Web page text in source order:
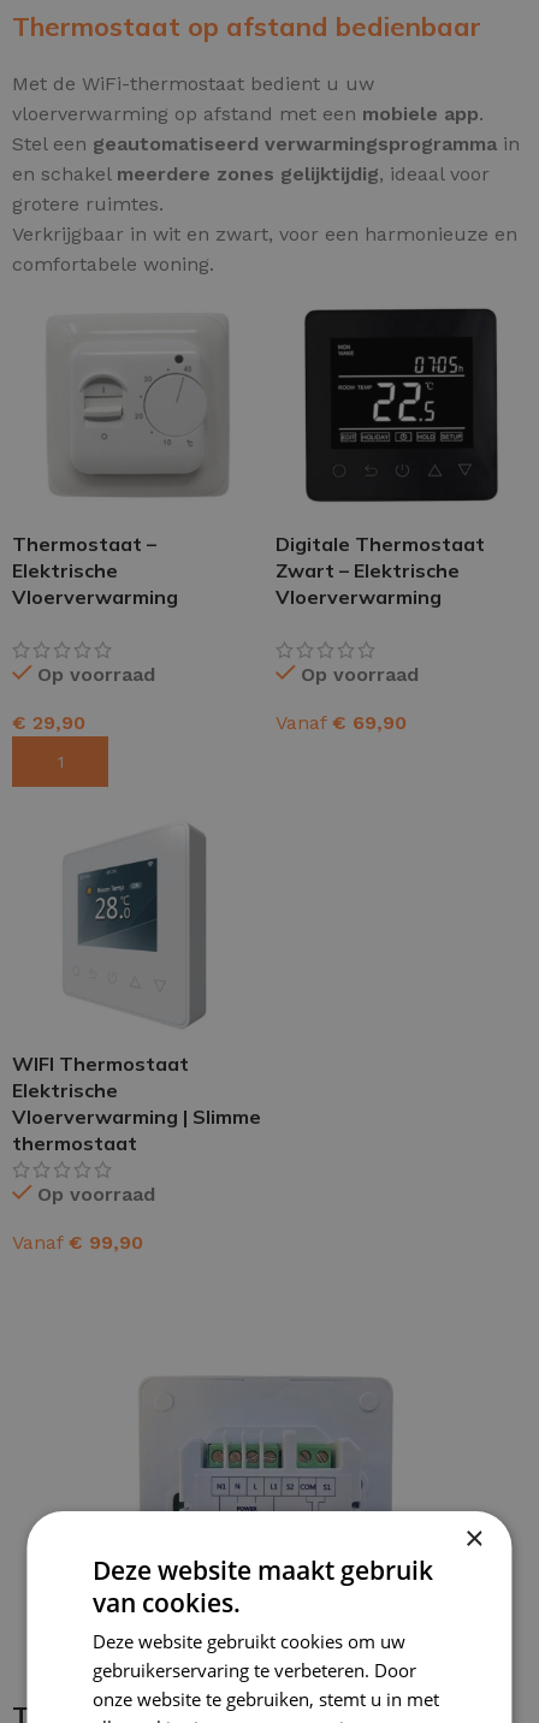
Thermostaat op afstand bedienbaar
Met de WiFi-thermostaat bedient u uw
vloerverwarming op afstand met een mobiele app.
Stel een geautomatiseerd verwarmingsprogramma in
en schakel meerdere zones gelijktijdig, ideaal voor
grotere ruimtes.
Verkrijgbaar in wit en zwart, voor een harmonieuze en
comfortabele woning.
Thermostaat –
Elektrische
Vloerverwarming
Op voorraad
€ 29,90
Digitale Thermostaat
Zwart – Elektrische
Vloerverwarming
Op voorraad
Vanaf € 69,90
WIFI Thermostaat
Elektrische
Vloerverwarming | Slimme
thermostaat
Op voorraad
Vanaf € 99,90
×
Deze website maakt gebruik
van cookies.
Deze website gebruikt cookies om uw
gebruikerservaring te verbeteren. Door
onze website te gebruiken, stemt u in met